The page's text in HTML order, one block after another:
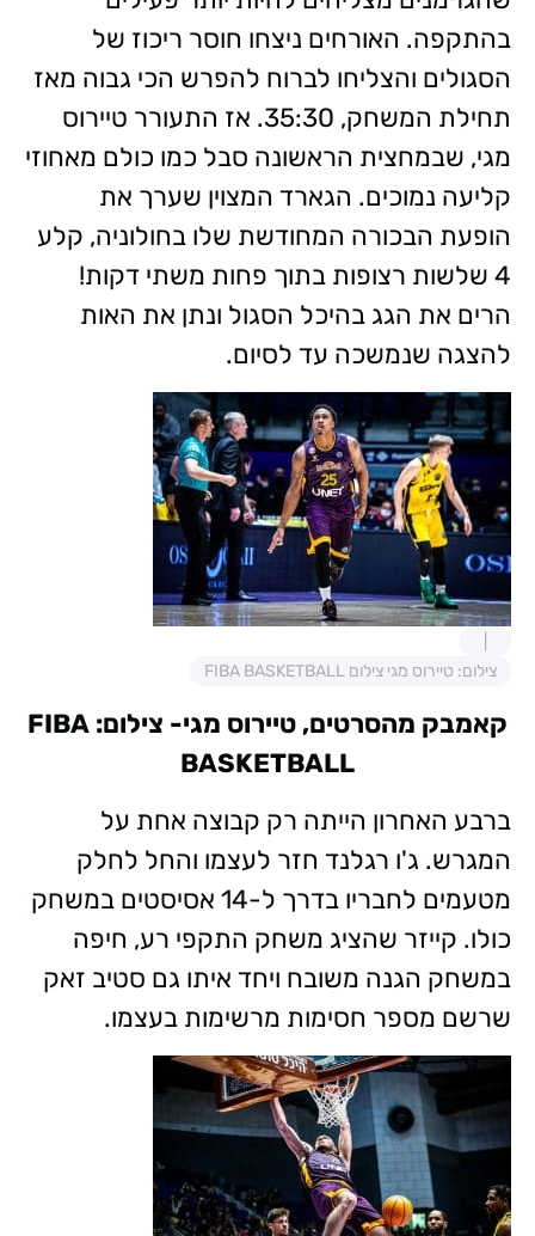
בהתקפה. האורחים ניצחו חוסר ריכוז של
הסגולים והצליחו לברוח להפרש הכי גבוה מאז
תחילת המשחק, 35:30. אז התעורר טיירוס
מגי, שבמחצית הראשונה סבל כמו כולם מאחוזי
קליעה נמוכים. הגארד המצוין שערך את
הופעת הבכורה המחודשת שלו בחולוניה, קלע
4 שלשות רצופות בתוך פחות משתי דקות!
הרים את הגג בהיכל הסגול ונתן את האות
להצגה שנמשכה עד לסיום.
צילום: טיירוס מגי צילום FIBA BASKETBALL
קאמבק מהסרטים, טיירוס מגי- צילום: FIBA
BASKETBALL
ברבע האחרון הייתה רק קבוצה אחת על
המגרש. ג'ו רגלנד חזר לעצמו והחל לחלק
מטעמים לחבריו בדרך ל-14 אסיסטים במשחק
כולו. קייזר שהציג משחק התקפי רע, חיפה
במשחק הגנה משובח ויחד איתו גם סטיב זאק
שרשם מספר חסימות מרשימות בעצמו.